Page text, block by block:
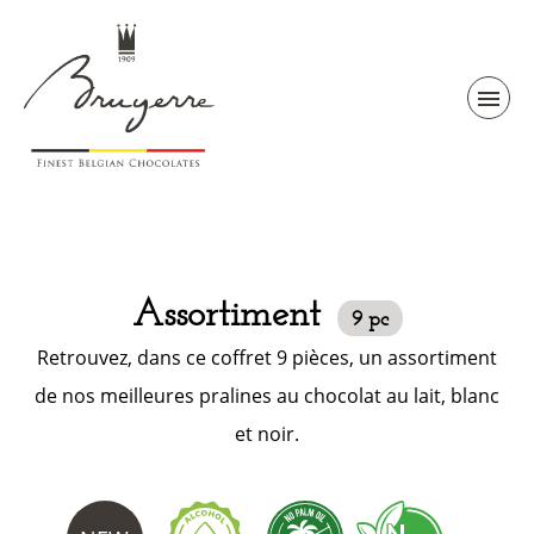
Assortiment
9 pc
Retrouvez, dans ce coffret 9 pièces, un assortiment
de nos meilleures pralines au chocolat au lait, blanc
et noir.